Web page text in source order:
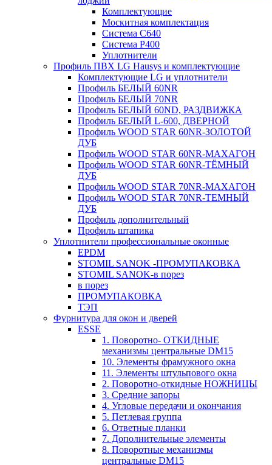
Комплектующие
Москитная комплектация
Система C640
Система P400
Уплотнители
Профиль ПВХ LG Hausys и комплектующие
Комплектующие LG и уплотнители
Профиль БЕЛЫЙ 60NR
Профиль БЕЛЫЙ 70NR
Профиль БЕЛЫЙ 60ND, РАЗДВИЖКА
Профиль БЕЛЫЙ L-600, ДВЕРНОЙ
Профиль WOOD STAR 60NR-ЗОЛОТОЙ
ДУБ
Профиль WOOD STAR 60NR-МАХАГОН
Профиль WOOD STAR 60NR-ТЁМНЫЙ
ДУБ
Профиль WOOD STAR 70NR-МАХАГОН
Профиль WOOD STAR 70NR-ТЕМНЫЙ
ДУБ
Профиль дополнительный
Профиль штапика
Уплотнители профессиональные оконные
EPDM
STOMIL SANOK -ПРОМУПАКОВКА
STOMIL SANOK-в порез
в порез
ПРОМУПАКОВКА
ТЭП
Фурнитура для окон и дверей
ESSE
1. Поворотно- ОТКИДНЫЕ
механизмы центральные DM15
10. Элементы фрамужного окна
11. Элементы штульпового окна
2. Поворотно-откидные НОЖНИЦЫ
3. Средние запоры
4. Угловые передачи и окончания
5. Петлевая группа
6. Ответные планки
7. Дополнительные элементы
8. Поворотные механизмы
центральные DM15